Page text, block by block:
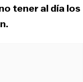
tener al día los